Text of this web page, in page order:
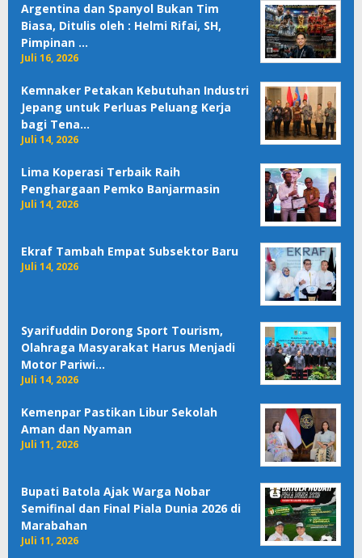
Argentina dan Spanyol Bukan Tim
Biasa, Ditulis oleh : Helmi Rifai, SH,
Pimpinan …
Juli 16, 2026
Kemnaker Petakan Kebutuhan Industri
Jepang untuk Perluas Peluang Kerja
bagi Tena…
Juli 14, 2026
Lima Koperasi Terbaik Raih
Penghargaan Pemko Banjarmasin
Juli 14, 2026
Ekraf Tambah Empat Subsektor Baru
Juli 14, 2026
Syarifuddin Dorong Sport Tourism,
Olahraga Masyarakat Harus Menjadi
Motor Pariwi…
Juli 14, 2026
Kemenpar Pastikan Libur Sekolah
Aman dan Nyaman
Juli 11, 2026
Bupati Batola Ajak Warga Nobar
Semifinal dan Final Piala Dunia 2026 di
Marabahan
Juli 11, 2026